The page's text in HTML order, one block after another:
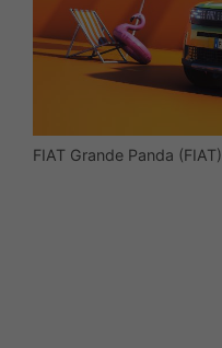
FIAT Grande Panda